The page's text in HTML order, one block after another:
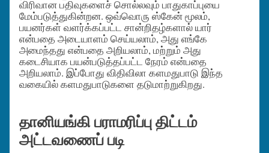
விரிவான பதிவுகளைச் சொல்லவும் பாதுகாப்புயை
மேம்படுத்துகின்றன. ஒவ்வொரு ஸ்கேன் மூலம்,
பயனர்கள் வளர்க்கப்பட்ட சான்றிதழ்களால் யார்
என்பதை அடையாளம் செய்யலாம், அது எங்கே
அமைந்தது என்பதை அறியலாம், மற்றும் அது
கடைசியாக பயன்படுத்தப்பட்ட நேரம் என்பதை
அறியலாம். இப்போது விதிவிலா களமதுபாடு இந்த
வகையில் களமதுபாடுகளை தடுமாற்றுகிறது.
தானியங்கி பராமரிப்பு திட்டம்
அட்டவணைப் படி